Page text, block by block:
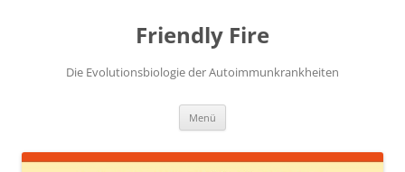
Friendly Fire
Die Evolutionsbiologie der Autoimmunkrankheiten
Menü